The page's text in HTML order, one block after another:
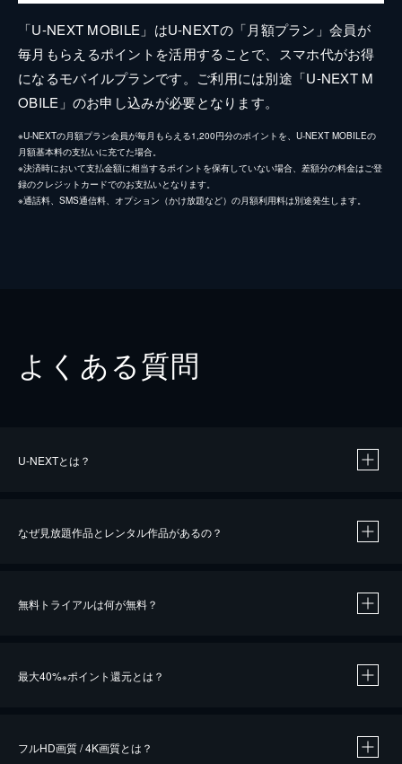
「U-NEXT MOBILE」はU-NEXTの「月額プラン」会員が
毎月もらえるポイントを活用することで、スマホ代がお得
になるモバイルプランです。ご利用には別途「U-NEXT M
OBILE」のお申し込みが必要となります。
※U-NEXTの月額プラン会員が毎月もらえる1,200円分のポイントを、U-NEXT MOBILEの
月額基本料の支払いに充てた場合。
※決済時において支払金額に相当するポイントを保有していない場合、差額分の料金はご登
録のクレジットカードでのお支払いとなります。
※通話料、SMS通信料、オプション（かけ放題など）の月額利用料は別途発生します。
よくある質問
U-NEXTとは？
なぜ見放題作品とレンタル作品があるの？
無料トライアルは何が無料？
最大40%※ポイント還元とは？
フルHD画質 / 4K画質とは？